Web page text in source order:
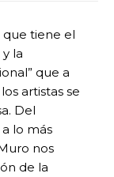
que tiene el
la
que a
artistas se
Del
lo más
nos
de la